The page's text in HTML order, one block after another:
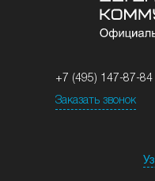
+7 (495) 147-87-84
Заказать звонок